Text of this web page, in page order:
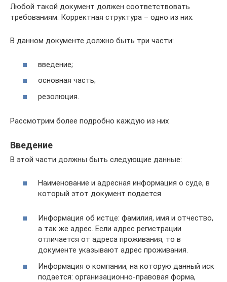
Любой такой документ должен соответствовать
требованиям. Корректная структура – одно из них.
В данном документе должно быть три части:
введение;
основная часть;
резолюция.
Рассмотрим более подробно каждую из них
Введение
В этой части должны быть следующие данные:
Наименование и адресная информация о суде, в
который этот документ подается
Информация об истце: фамилия, имя и отчество,
а так же адрес. Если адрес регистрации
отличается от адреса проживания, то в
документе указывают адрес проживания.
Информация о компании, на которую данный иск
подается: организационно-правовая форма,